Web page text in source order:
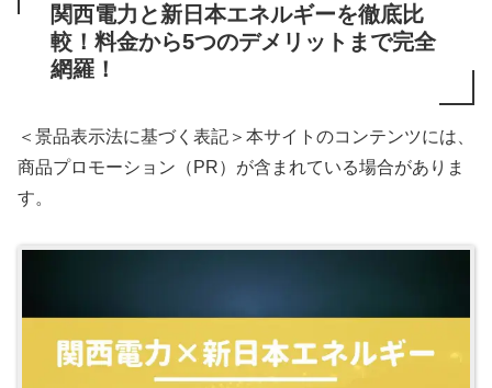
関西電力と新日本エネルギーを徹底比
較！料金から5つのデメリットまで完全
網羅！
＜景品表示法に基づく表記＞本サイトのコンテンツには、
商品プロモーション（PR）が含まれている場合がありま
す。